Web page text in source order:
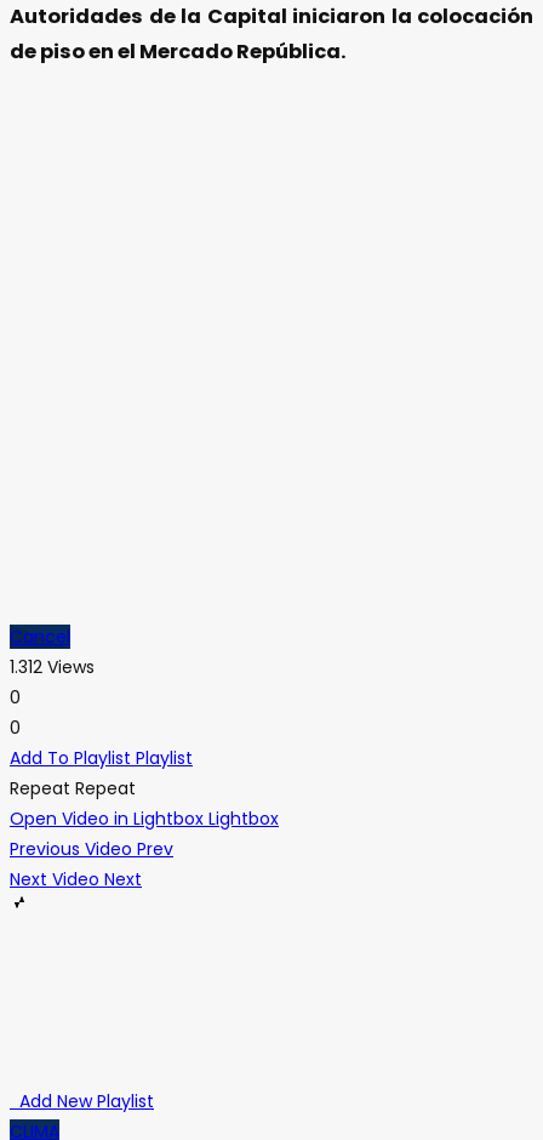
Autoridades de la Capital iniciaron la colocación
de piso en el Mercado República.
Cancel
1.312 Views
0
0
Add To Playlist Playlist
Repeat Repeat
Open Video in Lightbox Lightbox
Previous Video Prev
Next Video Next
Add New Playlist
CLIMA